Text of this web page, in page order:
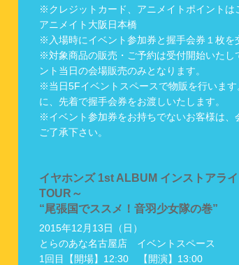
※クレジットカード、アニメイトポイントは
アニメイト大阪日本橋
※入場時にイベント参加券と握手会券１枚を
※対象商品の販売・ご予約は受付開始いた
ント当日の会場販売のみとなります。
※当日5Fイベントスペースで物販を行いま
に、先着で握手会券をお渡しいたします。
※イベント参加券をお持ちでないお客様は、
ご了承下さい。
イヤホンズ 1st ALBUM インストアラ
TOUR～
“尾張国でススメ！音羽少女隊の巻”
2015年12月13日（日）
とらのあな名古屋店 イベントスペース
1回目【開場】12:30 【開演】13:00